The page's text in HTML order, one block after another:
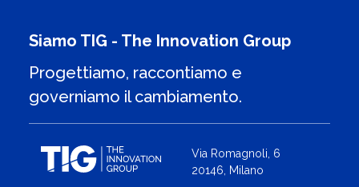
Siamo TIG - The Innovation Group
Progettiamo, raccontiamo e
governiamo il cambiamento.
Via Romagnoli, 6
20146, Milano